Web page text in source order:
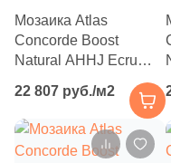
32x30 ( 3)
32x32 (46)
32.4x60.8 ( 2)
33х120 ( 33)
33x30 (8 )
Мозаика Atlas
Concorde Boost
Natural AHHJ Ecru
50x40.5 коричневая
матовая под камень
22 807 руб./м2